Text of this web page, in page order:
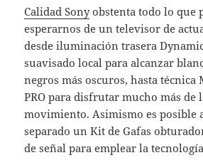
CalidadSonyobstenta todo lo que
esperarnos de un televisor de
desde iluminación trasera
suavisado local para alcanzar
negros más oscuros, hasta técnica
PRO para disfrutar mucho más de
movimiento. Asimismo es
separado un Kit de Gafas
de señal para emplear la